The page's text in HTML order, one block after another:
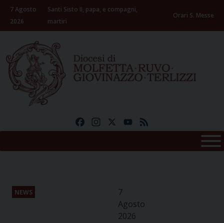
Skip
content
7 Agosto
2026
Santi Sisto II, papa, e compagni,
martiri
Orari S. Messe
FacebookInstagramYouTube
NEWS
7
Agosto
2026